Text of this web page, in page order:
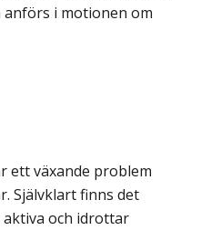
anförs i motionen om
ett växande problem
Självklart finns det
och idrottar